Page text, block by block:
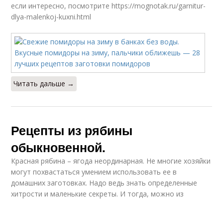
если интересно, посмотрите https://mognotak.ru/garnitur-
dlya-malenkoj-kuxni.html
Читать дальше →
Рецепты из рябины
обыкновенной.
Красная рябина – ягода неординарная. Не многие хозяйки
могут похвастаться умением использовать ее в
домашних заготовках. Надо ведь знать определенные
хитрости и маленькие секреты. И тогда, можно из